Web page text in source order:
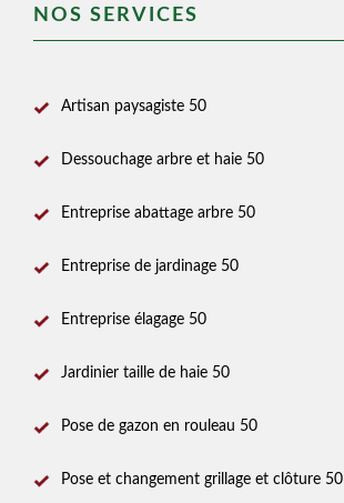
NOS SERVICES
Artisan paysagiste 50
Dessouchage arbre et haie 50
Entreprise abattage arbre 50
Entreprise de jardinage 50
Entreprise élagage 50
Jardinier taille de haie 50
Pose de gazon en rouleau 50
Pose et changement grillage et clôture 50